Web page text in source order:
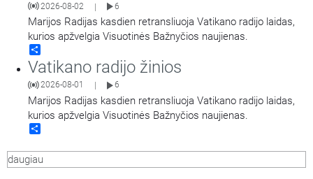
2026-08-02 | 6
Marijos Radijas kasdien retransliuoja Vatikano radijo laidas,
kurios apžvelgia Visuotinės Bažnyčios naujienas.
Vatikano radijo žinios
2026-08-01 6
Marijos Radijas kasdien retransliuoja Vatikano radijo laidas,
kurios apžvelgia Visuotinės Bažnyčios naujienas.
daugiau